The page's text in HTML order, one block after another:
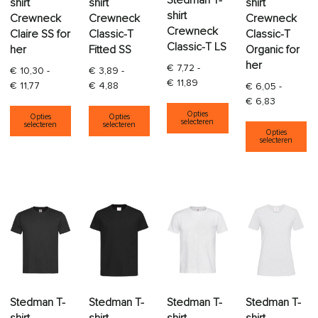
Crewneck
Claire SS for
her
€ 10,30 -
€ 11,77 Prijsklasse: € 10,30 tot € 11,77
Opties
selecteren
Dit product heeft meerdere variaties. Deze optie
Crewneck
Classic-T
Fitted SS
€ 3,89 -
€ 4,88Prijsklasse: € 3,89 tot € 4,88
Opties
selecteren
Dit product heeft meerdere
shirt
Crewneck
Classic-T LS
€ 7,72 -
€ 11,89 Prijsklasse: € 7,72 tot €
Opties
selecteren
Dit product heeft
Crewneck
Classic-T
Organic for
her
€ 6,05 -
€ 6,83
Opties
selecteren
Stedman T-
Stedman T-
Stedman T-
Stedman T-